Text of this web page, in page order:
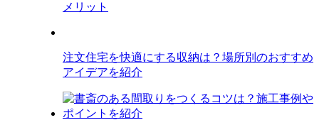
メリット
注文住宅を快適にする収納は？場所別のおすすめ
アイデアを紹介